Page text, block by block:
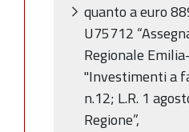
quanto a euro
U75712
Regionale
"Investimenti a
n.12; L.R. 1
Regione”,